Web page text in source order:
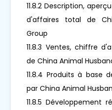
11.8.2 Description,
d'affaires total de
Group
11.8.3 Ventes, chiffre
de China Animal
11.8.4 Produits à base
par China Animal
11.8.5 Développement